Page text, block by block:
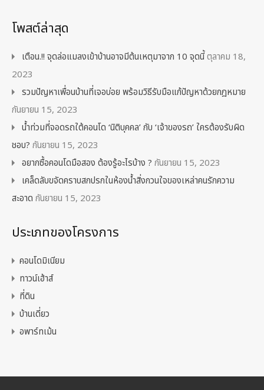
โพสต์ล่าสุด
เตือน.!! จุดล่อแมลงเข้าบ้านอาจมีต้นเหตุมาจาก 10 จุดนี้ตุลาคม 18,
2023
รวมปัญหาเพื่อนบ้านที่เจอบ่อย พร้อมวิธีรับมือแก้ปัญหาด้วยกฎหมาย
กันยายน 15, 2023
น้ำท่วมที่จอดรถใต้คอนโด ‘นิติบุคคล’ กับ ‘เจ้าของรถ’ ใครต้องรับผิด
ชอบ? กันยายน 15, 2023
อยากซื้อคอนโดมือสอง ต้องรู้อะไรบ้าง ? กันยายน 15, 2023
เคล็ดลับขจัดคราบสกปรกในห้องน้ำสิ่งกวนใจของเหล่าคนรักความ
สะอาด กันยายน 15, 2023
ประเภทของโครงการ
คอนโดมิเนียม
ทาวน์เฮ้าส์
ที่ดิน
บ้านเดี่ยว
อพาร์ทเม้น